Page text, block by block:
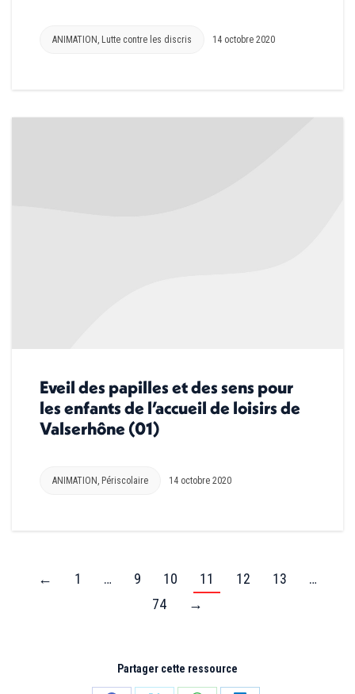
ANIMATION Lutte contre les discris 14 octobre 2020
Eveil des papilles et des sens pour
les enfants de l’accueil de loisirs de
Valserhône (01)
ANIMATION , Périscolaire 14 octobre 2020
← 1 … 9 10 11 12 13
…
74
→
Partager cette ressource